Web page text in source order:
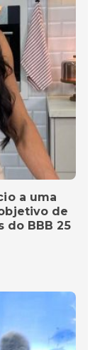
a uma
de
do BBB 25